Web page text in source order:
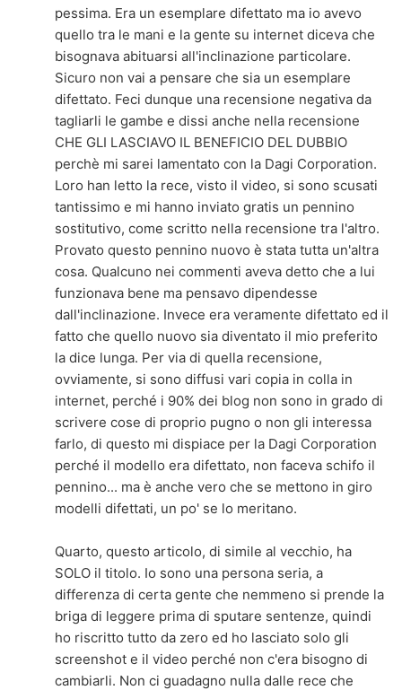
pessima. Era un esemplare difettato ma io avevo
quello tra le mani e la gente su internet diceva che
bisognava abituarsi all'inclinazione particolare.
Sicuro non vai a pensare che sia un esemplare
difettato. Feci dunque una recensione negativa da
tagliarli le gambe e dissi anche nella recensione
CHE GLI LASCIAVO IL BENEFICIO DEL DUBBIO
perchè mi sarei lamentato con la Dagi Corporation.
Loro han letto la rece, visto il video, si sono scusati
tantissimo e mi hanno inviato gratis un pennino
sostitutivo, come scritto nella recensione tra l'altro.
Provato questo pennino nuovo è stata tutta un'altra
cosa. Qualcuno nei commenti aveva detto che a lui
funzionava bene ma pensavo dipendesse
dall'inclinazione. Invece era veramente difettato ed il
fatto che quello nuovo sia diventato il mio preferito
la dice lunga. Per via di quella recensione,
ovviamente, si sono diffusi vari copia in colla in
internet, perché i 90% dei blog non sono in grado di
scrivere cose di proprio pugno o non gli interessa
farlo, di questo mi dispiace per la Dagi Corporation
perché il modello era difettato, non faceva schifo il
pennino... ma è anche vero che se mettono in giro
modelli difettati, un po' se lo meritano.
Quarto, questo articolo, di simile al vecchio, ha
SOLO il titolo. Io sono una persona seria, a
differenza di certa gente che nemmeno si prende la
briga di leggere prima di sputare sentenze, quindi
ho riscritto tutto da zero ed ho lasciato solo gli
screenshot e il video perché non c'era bisogno di
cambiarli. Non ci guadagno nulla dalle rece che